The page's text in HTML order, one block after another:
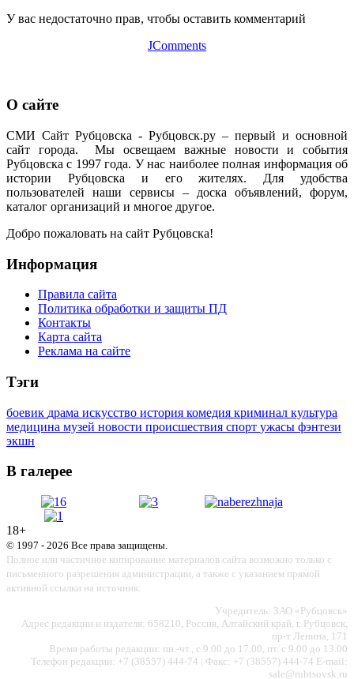
У вас недостаточно прав, чтобы оставить комментарий
JComments
О сайте
СМИ Сайт Рубцовска - Рубцовск.ру – первый и основной
сайт города. Мы освещаем важные новости и события
Рубцовска с 1997 года. У нас наиболее полная информация об
истории Рубцовска и его жителях. Для удобства
пользователей наши сервисы – доска объявлений, форум,
каталог организаций и многое другое.
Добро пожаловать на сайт Рубцовска!
Информация
Правила сайта
Политика обработки и защиты ПД
Контакты
Карта сайта
Реклама на сайте
Тэги
боевик драма искусство история комедия криминал культура
медицина музей новости происшествия спорт ужасы фэнтези
экшн
В галерее
18+
© 1997 - 2026 Все права защищены.
Полное или частичное копирование материалов сайта возможно только с
письменного разрешения администрации, а также с указанием прямой
активной ссылки на источник.
Учредитель: ЗАО «Рубцовск»
Адрес редакции и издателя: 658210, Россия, Алтайский край, г. Рубцовск,
пр-т Ленина, 171
Время работы редакции: пн.-чт., с 9.00 до 17.00, пт. с 9.00 до 13.00
Телефон редакции: +7 (38557) 444-74 | Факс: +7 (38557) 444-74 E-mail:
sale@rubtsovsk.ru